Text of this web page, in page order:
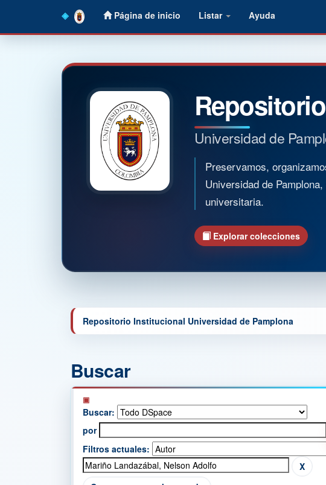
Página de inicio Listar Ayuda
Universidad de
Preservamos,
Universidad de
universitaria.
Explorar colecciones
Repositorio Institucional Universidad de Pamplona
Buscar
Buscar:
por
Filtros actuales: